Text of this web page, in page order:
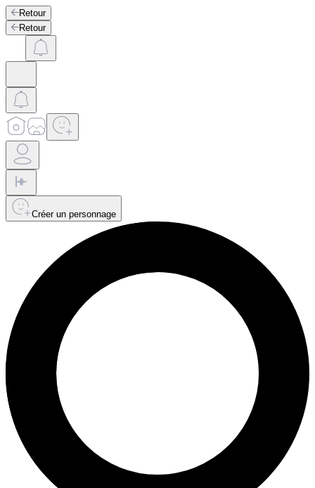
Retour
Retour
Créer un personnage